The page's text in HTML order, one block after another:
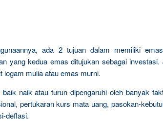
ada 2 tujuan dalam memiliki
yang kedua emas ditujukan sebagai
logam mulia atau emas murni.
naik atau turun dipengaruhi oleh banyak
pertukaran kurs mata uang, pasokan-
deflasi.